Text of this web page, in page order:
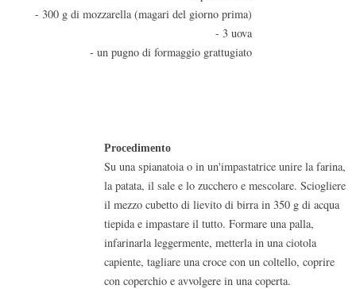
- 300 g di mozzarella (magari del giorno prima)
- 3 uova
- un pugno di formaggio grattugiato
Procedimento
Su una spianatoia o in un'impastatrice unire la farina,
la patata, il sale e lo zucchero e mescolare. Sciogliere
il mezzo cubetto di lievito di birra in 350 g di acqua
tiepida e impastare il tutto. Formare una palla,
infarinarla leggermente, metterla in una ciotola
capiente, tagliare una croce con un coltello, coprire
con coperchio e avvolgere in una coperta.